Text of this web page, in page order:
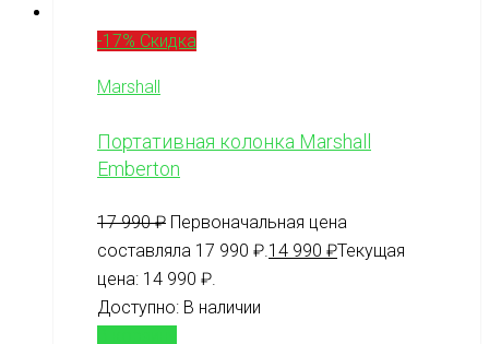
-17% Скидка
Marshall
Портативная колонка Marshall
Emberton
17 990₽ Первоначальная цена
составляла 17 990 ₽.14 990 ₽Текущая
цена: 14 990 ₽.
Доступно: В наличии